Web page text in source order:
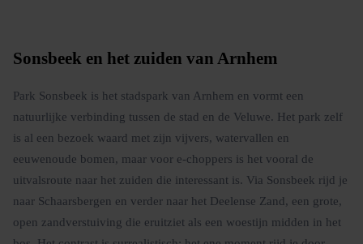
Sonsbeek en het zuiden van Arnhem
Park Sonsbeek is het stadspark van Arnhem en vormt een
natuurlijke verbinding tussen de stad en de Veluwe. Het park zelf
is al een bezoek waard met zijn vijvers, watervallen en
eeuwenoude bomen, maar voor e-choppers is het vooral de
uitvalsroute naar het zuiden die interessant is. Via Sonsbeek rijd je
naar Schaarsbergen en verder naar het Deelense Zand, een grote,
open zandverstuiving die eruitziet als een woestijn midden in het